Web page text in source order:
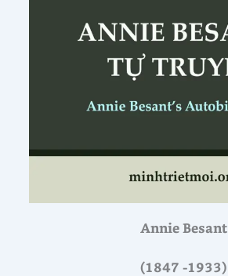
Annie Besant
(1847 -1933)